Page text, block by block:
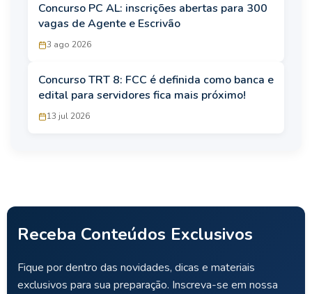
Concurso PC AL: inscrições abertas para 300
vagas de Agente e Escrivão
3 ago 2026
Concurso TRT 8: FCC é definida como banca e
edital para servidores fica mais próximo!
13 jul 2026
Receba Conteúdos Exclusivos
Fique por dentro das novidades, dicas e materiais
exclusivos para sua preparação. Inscreva-se em nossa